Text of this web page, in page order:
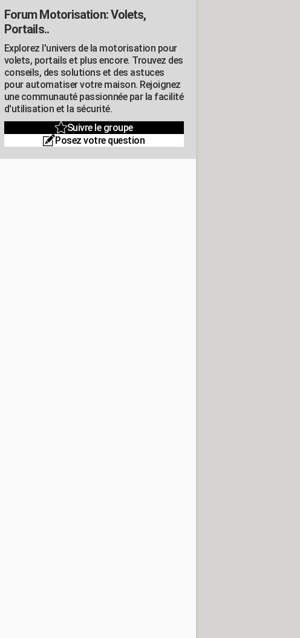
Forum Motorisation: Volets,
Portails..
Explorez l'univers de la motorisation pour
volets, portails et plus encore. Trouvez des
conseils, des solutions et des astuces
pour automatiser votre maison. Rejoignez
une communauté passionnée par la facilité
d'utilisation et la sécurité.
Suivre le groupe
Posez votre question